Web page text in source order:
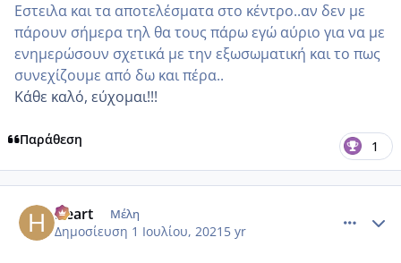
Εστειλα και τα αποτελέσματα στο κέντρο..αν δεν με
πάρουν σήμερα τηλ θα τους πάρω εγώ αύριο για να με
ενημερώσουν σχετικά με την εξωσωματική και το πως
συνεχίζουμε από δω και πέρα..
Κάθε καλό, εύχομαι!!!
Παράθεση 1
Heart Μέλη
Δημοσίευση 1 Ιουλίου, 2021 5 yr